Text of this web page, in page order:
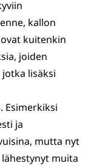
kallon
kuitenkin
joiden
lisäksi
Esimerkiksi
ja
mutta nyt
muita